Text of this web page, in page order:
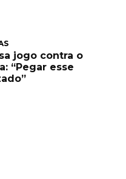
jogo contra o
“Pegar esse